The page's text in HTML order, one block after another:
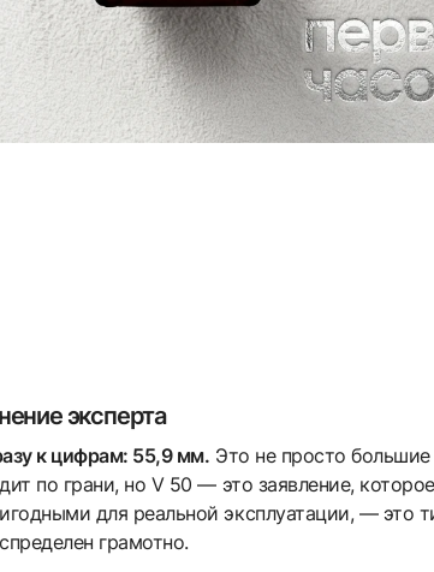
эксперта
к цифрам: 55,9 мм. Это не просто большие
по грани, но V 50 — это заявление,
для реальной эксплуатации, — это
грамотно.